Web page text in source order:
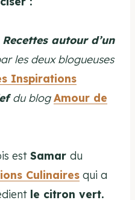
autour d’un
les deux blogueuses
Inspirations
du blogAmour de
estSamardu
Culinaires qui a
le citron vert.